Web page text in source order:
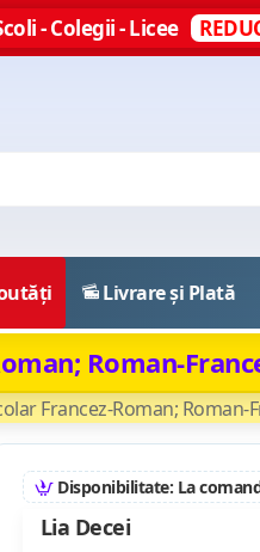
- Colegii - Licee
Livrare și Plată
Francez-Roman; Roman-
Roman-
Disponibilitate: La
Lia Decei